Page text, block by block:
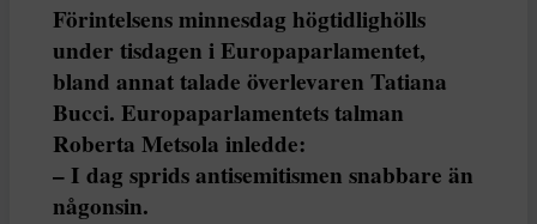
Förintelsens minnesdag högtidlighölls
under tisdagen i Europaparlamentet,
bland annat talade överlevaren Tatiana
Bucci. Europaparlamentets talman
Roberta Metsola inledde:
– I dag sprids antisemitismen snabbare än
någonsin.